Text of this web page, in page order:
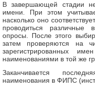
В завершающей стадии
имени. При этом
насколько оно
проводиться различные
опросы. После этого
затем проверяются на
зарегистрированных
наименованиями в той же
Заканчивается
наименования в ФИПС